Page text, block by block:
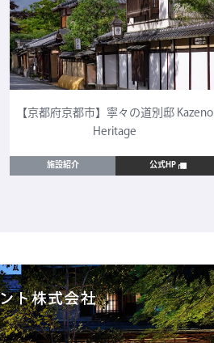
【京都府京都市】寧々の道別邸 Kazeno
Heritage
施設紹介 公式HP